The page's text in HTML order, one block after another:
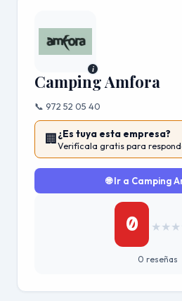
i
Camping Amfora
📞 972 52 05 40
🏢¿Es tuya esta empresa?
Verifícala gratis para
🌐 Ir a Camping
0 ★ ★ ★
0 reseñas